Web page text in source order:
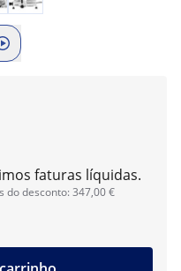
faturas líquidas.
do desconto: 347,00 €